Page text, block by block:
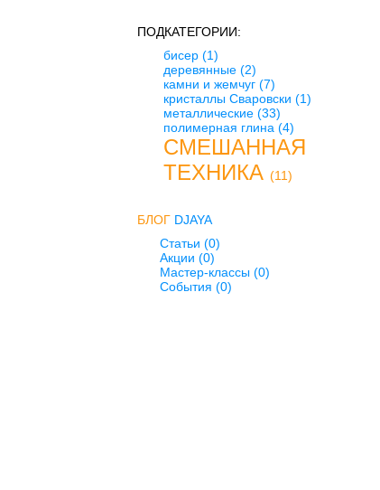
ПОДКАТЕГОРИИ:
бисер (1)
деревянные (2)
камни и жемчуг (7)
кристаллы Сваровски (1)
металлические (33)
полимерная глина (4)
СМЕШАННАЯ
ТЕХНИКА (11)
БЛОГ DJAYA
Статьи (0)
Акции (0)
Мастер-классы (0)
События (0)